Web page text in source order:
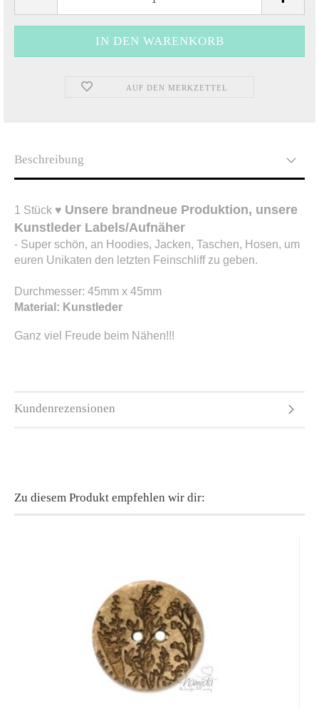
AUF DEN MERKZETTEL
Beschreibung
1 Stück ♥ Unsere brandneue Produktion, unsere
Kunstleder Labels/Aufnäher
- Super schön, an Hoodies, Jacken, Taschen, Hosen, um
euren Unikaten den letzten Feinschliff zu geben.
Durchmesser: 45mm x 45mm
Material: Kunstleder
Ganz viel Freude beim Nähen!!!
Kundenrezensionen
Zu diesem Produkt empfehlen wir dir: